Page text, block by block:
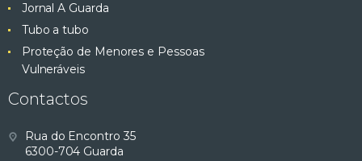
Jornal A Guarda
Tubo a tubo
Proteção de Menores e Pessoas
Vulneráveis
Contactos
Rua do Encontro 35
6300-704 Guarda